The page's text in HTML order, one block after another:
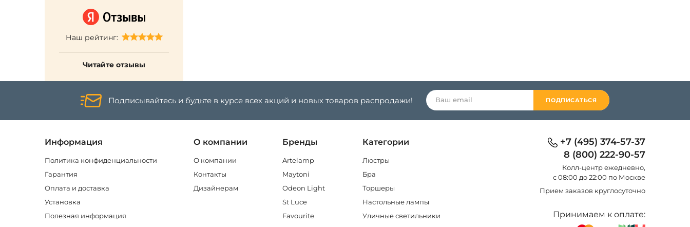
Наш рейтинг:
Читайте отзывы
Подписывайтесь и будьте в курсе всех акций и новых товаров распродажи! ПОДПИСАТЬСЯ
Информация
Политика конфиденциальности
Гарантия
Оплата и доставка
Установка
Полезная информация
О компании
О компании
Контакты
Дизайнерам
Бренды
Artelamp
Maytoni
Odeon Light
St Luce
Favourite
Категории
Люстры
Бра
Торшеры
Настольные лампы
Уличные светильники
+7 (495) 374-57-37
8 (800) 222-90-57
Колл-центр eжедневно,
с 08:00 до 22:00 по Москве
Прием заказов круглосуточно
Принимаем к оплате: